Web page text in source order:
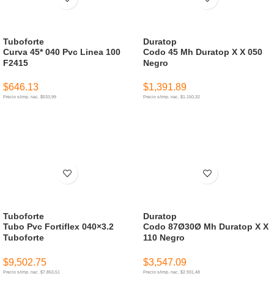
Curva 45* 040 Pvc Linea 100
F2415
Tuboforte
$646.13
Precio s/imp. nac. $533,99
Codo 45 Mh Duratop X X 050
Negro
Duratop
$1,391.89
Precio s/imp. nac. $1.150,32
Tubo Pvc Fortiflex 040×3.2
Tuboforte
Tuboforte
$9,502.75
Precio s/imp. nac. $7.853,51
Codo 87Ø30Ø Mh Duratop X X
110 Negro
Duratop
$3,547.09
Precio s/imp. nac. $2.931,48